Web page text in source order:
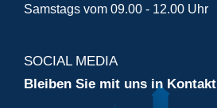
Samstags vom 09.00 - 12.00 Uhr
SOCIAL MEDIA
Bleiben Sie mit uns in Kontakt